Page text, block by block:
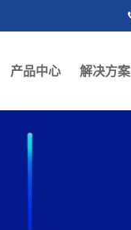
产品中心 解决方案